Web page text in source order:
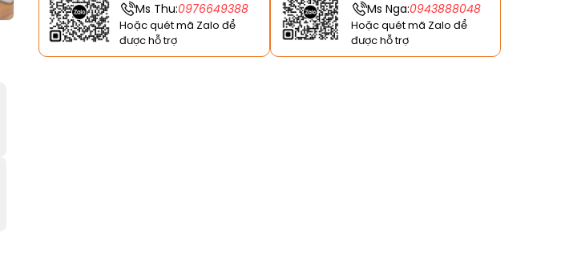
Ms Thu:0976649388
Hoặc quét mã Zalo để
được hỗ trợ
Ms Nga:0943888048
Hoặc quét mã Zalo để
được hỗ trợ